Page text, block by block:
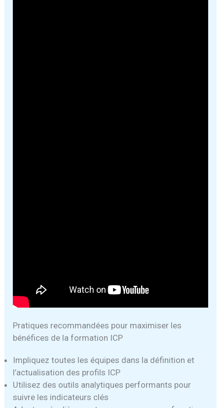
Pratiques recommandées pour maximiser les
bénéfices de la formation ICP
Impliquez toutes les équipes dans la définition et
l’actualisation des profils ICP
Utilisez des outils analytiques performants pour
suivre les indicateurs clés